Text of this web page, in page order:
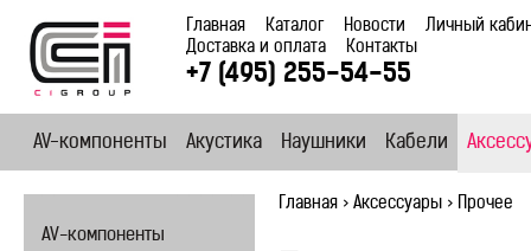
Главная Каталог Новости
Личный
Доставка и оплата
Контакты
+7 (495) 255-54-55
AV-компоненты Акустика Наушники Кабели
Главная > Аксессуары > Прочее
AV-компоненты